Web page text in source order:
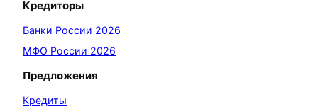
Кредиторы
Банки России 2026
МФО России 2026
Предложения
Кредиты